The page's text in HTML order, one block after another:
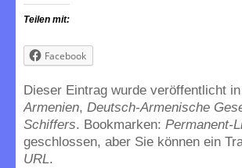
Teilen mit:
Facebook
Dieser Eintrag wurde veröffentlicht
Armenien, Deutsch-Armenische
Schiffers. Bookmarken: Permanent-
geschlossen, aber Sie können ein
URL.